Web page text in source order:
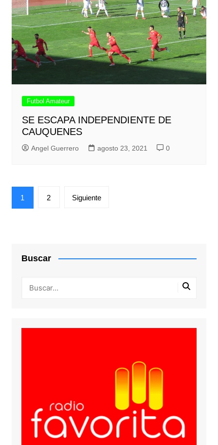
Futbol Amateur
SE ESCAPA INDEPENDIENTE DE
CAUQUENES
Angel Guerrero agosto 23, 2021 0
Paginación
de
1 2 Siguiente
Buscar